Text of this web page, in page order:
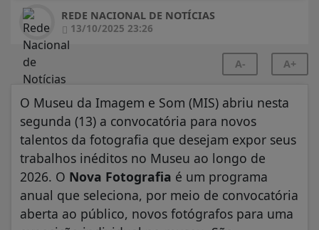
REDE NACIONAL DE NOTÍCIAS
13/10/2025 23:26
A- A+
O Museu da Imagem e Som (MIS) abriu nesta
segunda (13) a convocatória para novos
talentos da fotografia que desejam expor seus
trabalhos inéditos no Museu ao longo de
2026. O Nova Fotografia é um programa
anual que seleciona, por meio de convocatória
aberta ao público, novos fotógrafos para uma